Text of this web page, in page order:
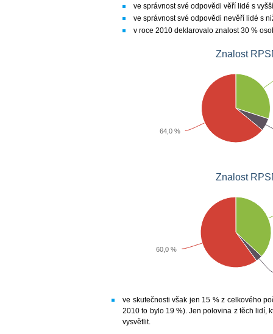
ve správnost své odpovědi věří lidé s
ve správnost své odpovědi nevěří lidé s
v roce 2010 deklarovalo znalost 30 %
64,0 %
60,0 %
ve skutečnosti však jen 15 % z celkového
2010 to bylo 19 %). Jen polovina z těch lidí,
vysvětlit.